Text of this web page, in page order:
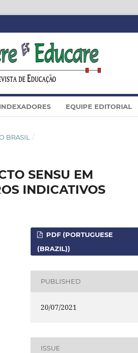
INDEXADORES EQUIPE EDITORIAL
BRASIL
/
SENSU EM
INDICATIVOS
PDF (PORTUGUESE
(BRAZIL))
PUBLISHED
20/07/2021
ISSUE